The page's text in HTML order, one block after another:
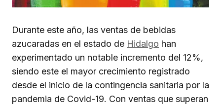
Durante este año, las ventas de bebidas
azucaradas en el estado de Hidalgo han
experimentado un notable incremento del 12%,
siendo este el mayor crecimiento registrado
desde el inicio de la contingencia sanitaria por la
pandemia de Covid-19. Con ventas que superan